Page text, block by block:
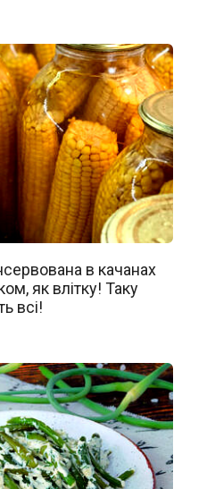
в качанах
як влітку! Таку
всі!